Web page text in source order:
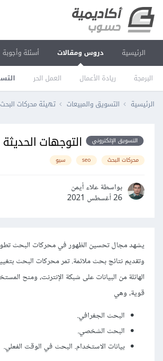
الرئيسية دروس ومقالات
البرمجة ريادة الأعمال العمل الحر
أسئلة وأجوبة
الرئيسية التسويق والمبيعات تهيئة محركات البحث SEO
التسويق الإلكتروني التوجهات
محركات البحث seo سيو
بواسطة علاء أيمن
26 أغسطس 2021
يشهد مجال تحسين الظهور في محركات البحث
وتقديم نتائج بحث ملائمة. تمر محركات البحث
الهائلة من البيانات على شبكة الإنترنت، ومنح
قوية، وهي
البحث الجغرافي.
البحث الشخصي.
بيانات الاستخدام. البحث في الوقت الفعلي.